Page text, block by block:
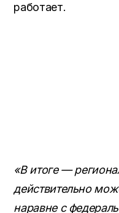
работает.
«В итоге —
действительно
наравне с